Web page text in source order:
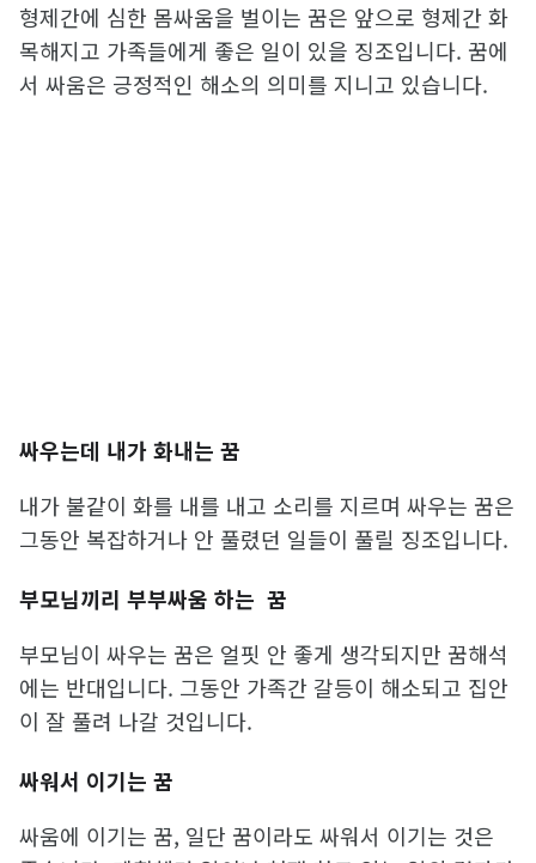
형제간에 심한 몸싸움을 벌이는 꿈은 앞으로 형제간 화
목해지고 가족들에게 좋은 일이 있을 징조입니다. 꿈에
서 싸움은 긍정적인 해소의 의미를 지니고 있습니다.
싸우는데 내가 화내는 꿈
내가 불같이 화를 내를 내고 소리를 지르며 싸우는 꿈은
그동안 복잡하거나 안 풀렸던 일들이 풀릴 징조입니다.
부모님끼리 부부싸움 하는 꿈
부모님이 싸우는 꿈은 얼핏 안 좋게 생각되지만 꿈해석
에는 반대입니다. 그동안 가족간 갈등이 해소되고 집안
이 잘 풀려 나갈 것입니다.
싸워서 이기는 꿈
싸움에 이기는 꿈, 일단 꿈이라도 싸워서 이기는 것은